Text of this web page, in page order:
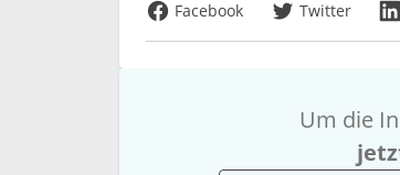
Facebook
Twitter
Um die